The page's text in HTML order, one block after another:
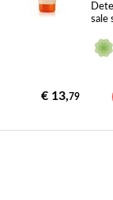
sale
€ 13,79